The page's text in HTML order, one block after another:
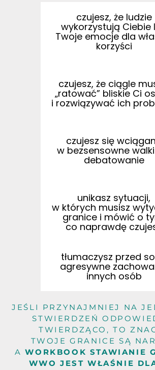
czujesz, że ludzie
wykorzystują Ciebie
Twoje emocje dla
korzyści
czujesz, że ciągle
„ratować” bliskie Ci
i rozwiązywać ich
czujesz się
w bezsensowne
debatowanie
unikasz sytuacji,
w których musisz
granice i mówić o
co naprawdę
tłumaczysz przed
agresywne
innych osób
JEŚLI PRZYNAJMNIEJ NA
STWIERDZEŃ
TWIERDZĄCO, TO
TWOJE GRANICE SĄ
AWORKBOOK STAWIANIE
WWO JEST WŁAŚNIE